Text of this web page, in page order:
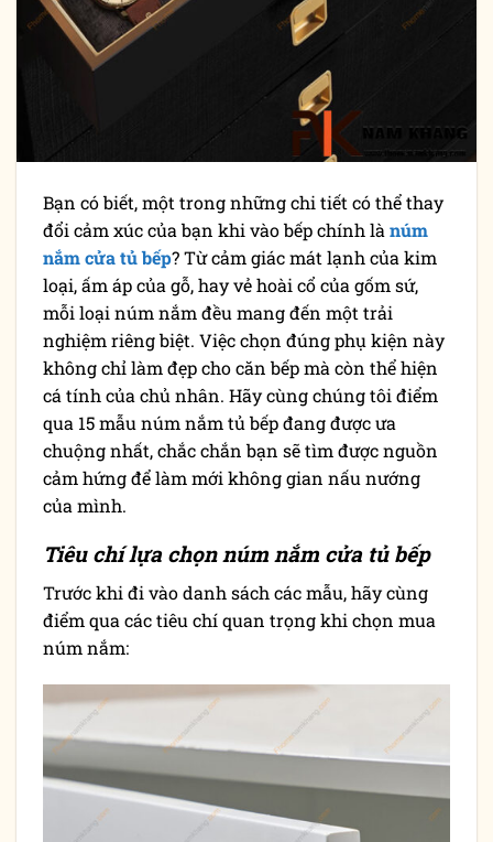
Bạn có biết, một trong những chi tiết có thể thay
đổi cảm xúc của bạn khi vào bếp chính là núm
nắm cửa tủ bếp? Từ cảm giác mát lạnh của kim
loại, ấm áp của gỗ, hay vẻ hoài cổ của gốm sứ,
mỗi loại núm nắm đều mang đến một trải
nghiệm riêng biệt. Việc chọn đúng phụ kiện này
không chỉ làm đẹp cho căn bếp mà còn thể hiện
cá tính của chủ nhân. Hãy cùng chúng tôi điểm
qua 15 mẫu núm nắm tủ bếp đang được ưa
chuộng nhất, chắc chắn bạn sẽ tìm được nguồn
cảm hứng để làm mới không gian nấu nướng
của mình.
Tiêu chí lựa chọn núm nắm cửa tủ bếp
Trước khi đi vào danh sách các mẫu, hãy cùng
điểm qua các tiêu chí quan trọng khi chọn mua
núm nắm: